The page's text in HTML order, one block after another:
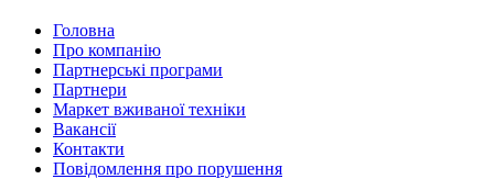
Головна
Про компанію
Партнерські програми
Партнери
Маркет вживаної техніки
Вакансії
Контакти
Повідомлення про порушення